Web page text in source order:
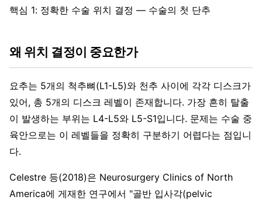
핵심 1: 정확한 수술 위치 결정 — 수술의 첫 단추
왜 위치 결정이 중요한가
요추는 5개의 척추뼈(L1-L5)와 천추 사이에 각각 디스크가
있어, 총 5개의 디스크 레벨이 존재합니다. 가장 흔히 탈출
이 발생하는 부위는 L4-L5와 L5-S1입니다. 문제는 수술 중
육안으로는 이 레벨들을 정확히 구분하기 어렵다는 점입니
다.
Celestre 등(2018)은 Neurosurgery Clinics of North
America에 게재한 연구에서 "골반 입사각(pelvic